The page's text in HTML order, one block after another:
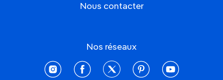
Nous contacter
Nos réseaux
instagramfacebooktwitter pinterestyoutube